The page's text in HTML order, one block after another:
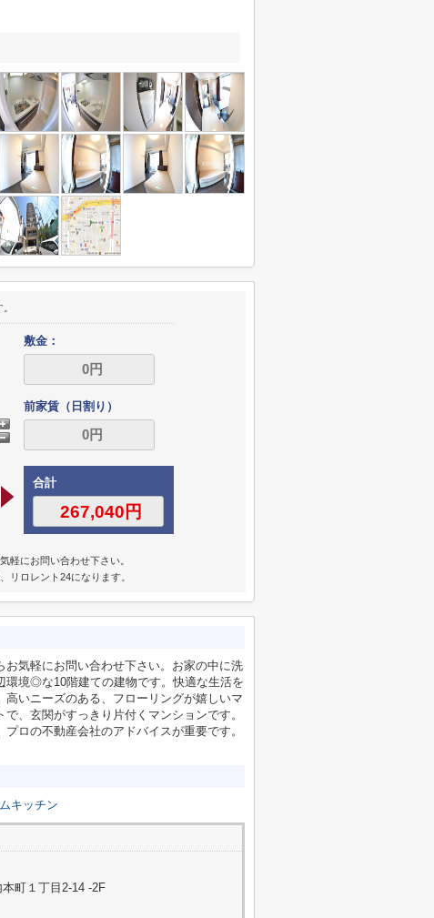
敷金：
前家賃（日割り）
合計
軽にお問い合わせ下さい。
リロレント24になります。
お気軽にお問い合わせ下さい。お家の中に洗
環境◎な10階建ての建物です。快適な生活を
いニーズのある、フローリングが嬉しいマ
、玄関がすっきり片付くマンションです。
ロの不動産会社のアドバイスが重要です。
キッチン
本町１丁目2-14 -2F